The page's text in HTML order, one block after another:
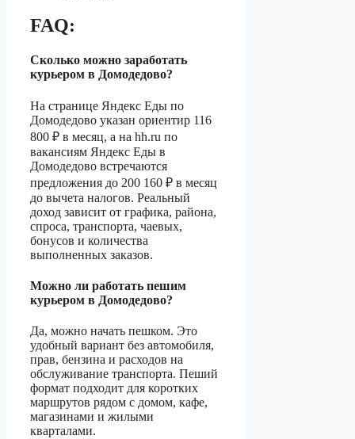
FAQ:
Сколько можно заработать
курьером в Домодедово?
На странице Яндекс Еды по
Домодедово указан ориентир 116
800 ₽ в месяц, а на hh.ru по
вакансиям Яндекс Еды в
Домодедово встречаются
предложения до 200 160 ₽ в месяц
до вычета налогов. Реальный
доход зависит от графика, района,
спроса, транспорта, чаевых,
бонусов и количества
выполненных заказов.
Можно ли работать пешим
курьером в Домодедово?
Да, можно начать пешком. Это
удобный вариант без автомобиля,
прав, бензина и расходов на
обслуживание транспорта. Пеший
формат подходит для коротких
маршрутов рядом с домом, кафе,
магазинами и жилыми
кварталами.